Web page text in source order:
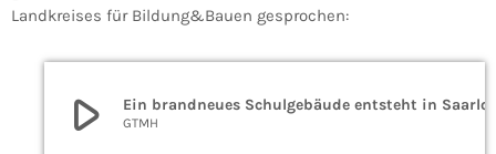
Landkreises für Bildung&Bauen gesprochen:
play_arrow GTMH